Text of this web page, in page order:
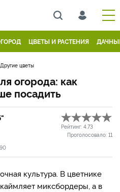
ЦВЕТЫ И РАСТЕНИЯ
цветы
огорода: как
посадить
Рейтинг: 4.73
Проголосовало: 11
культура. В цветнике
миксбордеры, а в